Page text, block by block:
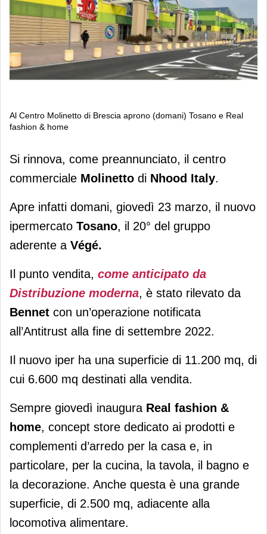
Al Centro Molinetto di Brescia aprono (domani) Tosano e Real
fashion & home
Al Centro Molinetto di Brescia aprono
(domani) Tosano e Real fashion &
home
Si rinnova, come preannunciato, il centro
commerciale Molinetto di Nhood Italy.
Apre infatti domani, giovedì 23 marzo, il nuovo
ipermercato Tosano, il 20° del gruppo
aderente a Végé.
Il punto vendita, come anticipato da
Distribuzione moderna, è stato rilevato da
Bennet con un’operazione notificata
all’Antitrust alla fine di settembre 2022.
Il nuovo iper ha una superficie di 11.200 mq, di
cui 6.600 mq destinati alla vendita.
Sempre giovedì inaugura Real fashion &
home, concept store dedicato ai prodotti e
complementi d’arredo per la casa e, in
particolare, per la cucina, la tavola, il bagno e
la decorazione. Anche questa è una grande
superficie, di 2.500 mq, adiacente alla
locomotiva alimentare.